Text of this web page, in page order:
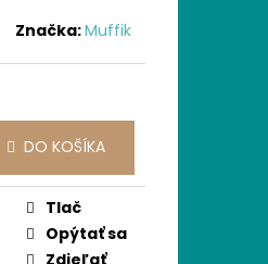
Značka:Muffik
DO KOŠÍKA
Tlač
Opýtať sa
Zdieľať